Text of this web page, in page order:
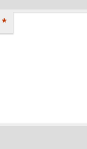
*